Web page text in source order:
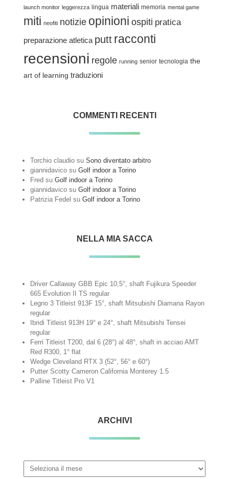
launch monitor leggerezza lingua materiali memoria mental game
miti neofiti notizie opinioni ospiti pratica
preparazione atletica putt racconti
recensioni regole running senior tecnologia the
art of learning traduzioni
COMMENTI RECENTI
Torchio claudio suSono diventato arbitro
giannidavico suGolf indoor a Torino
Fred suGolf indoor a Torino
giannidavico suGolf indoor a Torino
Patrizia Fedel suGolf indoor a Torino
NELLA MIA SACCA
Driver Callaway GBB Epic 10,5°, shaft Fujikura Speeder
665 Evolution II TS regular
Legno 3 Titleist 913F 15°, shaft Mitsubishi Diamana Rayon
regular
Ibridi Titleist 913H 19° e 24°, shaft Mitsubishi Tensei
regular
Ferri Titleist T200, dal 6 (28°) al 48°, shaft in acciao AMT
Red R300, 1° flat
Wedge Cleveland RTX 3 (52°, 56° e 60°)
Putter Scotty Cameron California Monterey 1.5
Palline Titleist Pro V1
ARCHIVI
Archivi